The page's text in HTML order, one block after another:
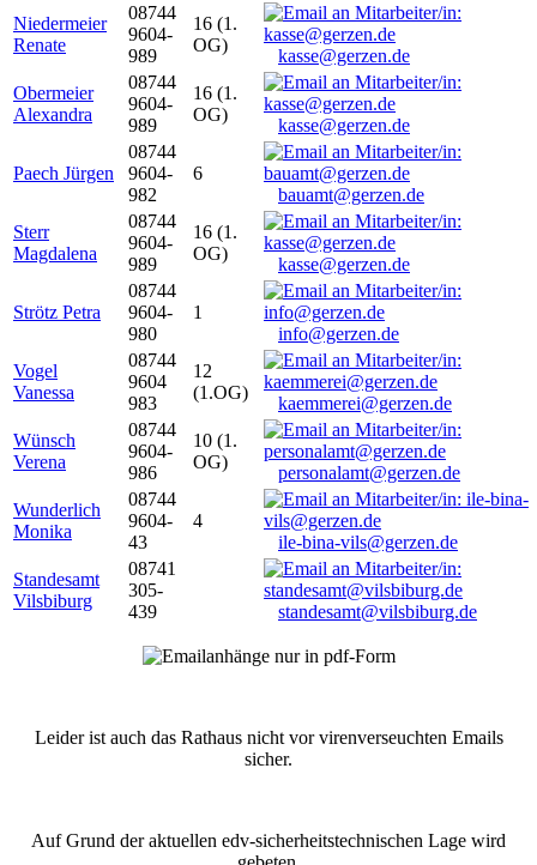
Niedermeier
Renate
08744
9604-
989
16 (1.
OG)
kasse@gerzen.de
Obermeier
Alexandra
08744
9604-
989
16 (1.
OG)
kasse@gerzen.de
Paech Jürgen
08744
9604-
982
6
bauamt@gerzen.de
Sterr
Magdalena
08744
9604-
989
16 (1.
OG)
kasse@gerzen.de
Strötz Petra
08744
9604-
980
1
info@gerzen.de
Vogel
Vanessa
08744
9604
983
12
(1.OG)
kaemmerei@gerzen.de
Wünsch
Verena
08744
9604-
986
10 (1.
OG)
personalamt@gerzen.de
Wunderlich
Monika
08744
9604-
43
4
ile-bina-vils@gerzen.de
Standesamt
Vilsbiburg
08741
305-
439
standesamt@vilsbiburg.de
Leider ist auch das Rathaus nicht vor virenverseuchten Emails
sicher.
Auf Grund der aktuellen edv-sicherheitstechnischen Lage wird